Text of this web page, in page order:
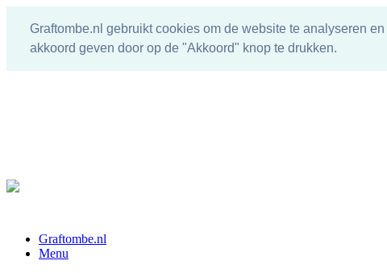
Graftombe.nl gebruikt cookies om de website te analyseren
akkoord geven door op de "Akkoord" knop te drukken.
Graftombe.nl
Menu